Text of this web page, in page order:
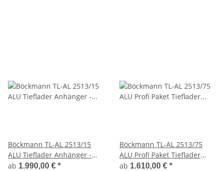
Böckmann TL-AL 2513/15
ALU Tieflader Anhänger -
gebremst
ab 1.990,00 € *
Böckmann TL-AL 2513/75
ALU Profi Paket Tieflader
Anhänger - ungebremst
ab 1.610,00 € *